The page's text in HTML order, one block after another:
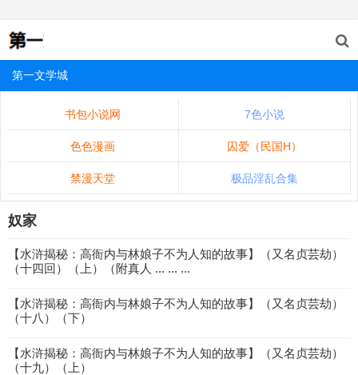
第一文学城
书包小说网 7色小说
色色漫画 囚爱（民国H）
禁漫天堂 极品淫乱合集
奴家
【水浒揭秘：高衙内与林娘子不为人知的故事】（又名贞芸劫）
（十四回）（上）（附真人 ... ... ...
【水浒揭秘：高衙内与林娘子不为人知的故事】（又名贞芸劫）
（十八）（下）
【水浒揭秘：高衙内与林娘子不为人知的故事】（又名贞芸劫）
（十九）（上）